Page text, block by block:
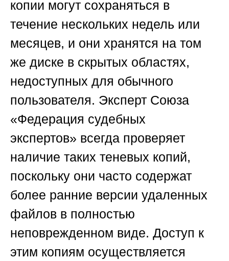
копии могут сохраняться в
течение нескольких недель или
месяцев, и они хранятся на том
же диске в скрытых областях,
недоступных для обычного
пользователя. Эксперт Союза
«Федерация судебных
экспертов» всегда проверяет
наличие таких теневых копий,
поскольку они часто содержат
более ранние версии удаленных
файлов в полностью
неповрежденном виде. Доступ к
этим копиям осуществляется